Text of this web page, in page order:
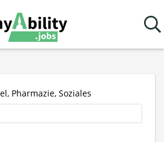
Pharmazie, Soziales